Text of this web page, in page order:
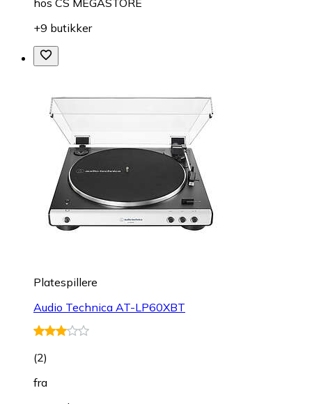
hos CS MEGASTORE
+9 butikker
Platespillere
Audio Technica AT-LP60XBT
(2)
fra